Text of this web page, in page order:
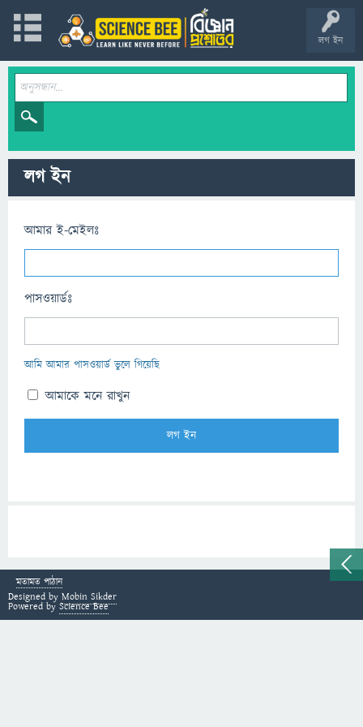
লগ ইন
লগ ইন
আমার ই-মেইলঃ
পাসওয়ার্ডঃ
আমি আমার পাসওয়ার্ড ভুলে গিয়েছি
আমাকে মনে রাখুন
মতামত পাঠান
Designed by Mobin Sikder
Powered by Science Bee